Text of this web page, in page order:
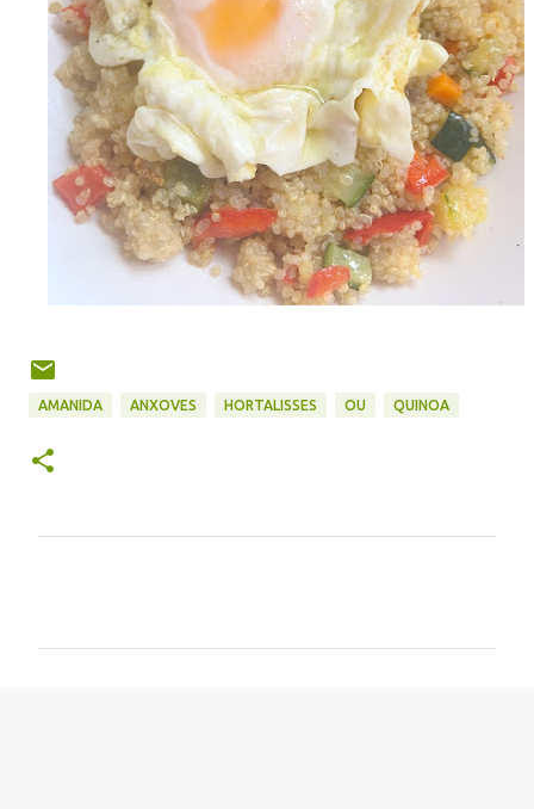
AMANIDA ANXOVES HORTALISSES OU QUINOA